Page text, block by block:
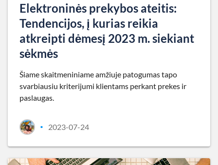
Elektroninės prekybos ateitis:
Tendencijos, į kurias reikia
atkreipti dėmesį 2023 m. siekiant
sėkmės
Šiame skaitmeniniame amžiuje patogumas tapo
svarbiausiu kriterijumi klientams perkant prekes ir
paslaugas.
• 2023-07-24